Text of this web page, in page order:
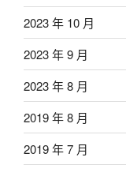
2023 年 10 月
2023 年 9 月
2023 年 8 月
2019 年 8 月
2019 年 7 月